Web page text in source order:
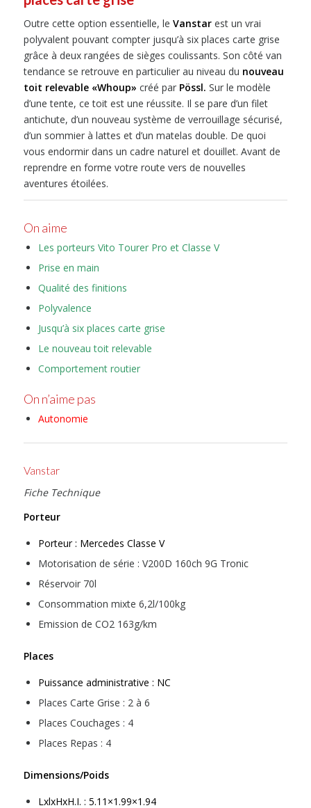
Outre cette option essentielle, le Vanstarest un vrai
polyvalent pouvant compter jusqu’à six places carte grise
grâce à deux rangées de sièges coulissants. Son côté van
tendance se retrouve en particulier au niveau du nouveau
toit relevable «Whoup» créé parPössl. Sur le modèle
d’une tente, ce toit est une réussite. Il se pare d’un filet
antichute, d’un nouveau système de verrouillage sécurisé,
d’un sommier à lattes et d’un matelas double. De quoi
vous endormir dans un cadre naturel et douillet. Avant de
reprendre en forme votre route vers de nouvelles
aventures étoilées.
On aime
Les porteurs Vito Tourer Pro et Classe V
Prise en main
Qualité des finitions
Polyvalence
Jusqu’à six places carte grise
Le nouveau toit relevable
Comportement routier
On n’aime pas
Autonomie
Vanstar
Fiche Technique
Porteur
Porteur : Mercedes Classe V
Motorisation de série : V200D 160ch 9G Tronic
Réservoir 70l
Consommation mixte 6,2l/100kg
Emission de CO2 163g/km
Places
Puissance administrative : NC
Places Carte Grise : 2 à 6
Places Couchages : 4
Places Repas : 4
Dimensions/Poids
LxlxHxH.I. : 5.11×1.99×1.94